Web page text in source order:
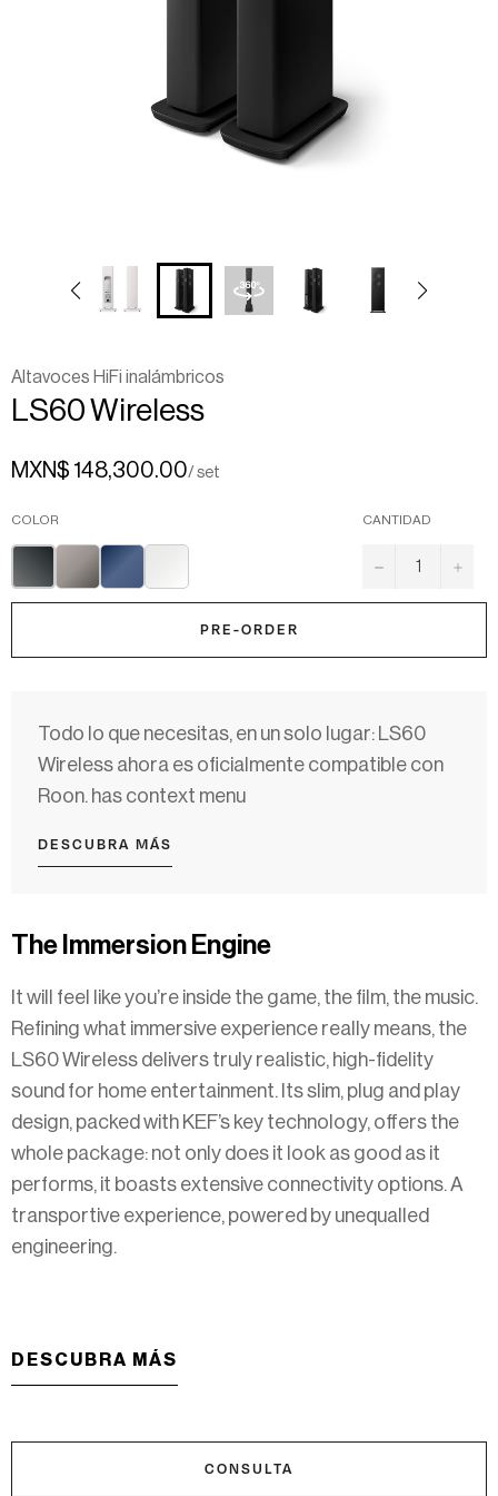
LS60Wireless
Altavoces HiFi inalámbricos
MXN$ 148,300.00/ set
COLOR CANTIDAD
− +
PRE-ORDER
Todo lo que necesitas, en un solo lugar: LS60
Wireless ahora es oficialmente compatible con
Roon. has context menu
DESCUBRA MÁS
The Immersion Engine
It will feel like you’re inside the game, the film, the music.
Refining what immersive experience really means, the
LS60 Wireless delivers truly realistic, high-fidelity
sound for home entertainment. Its slim, plug and play
design, packed with KEF’s key technology, offers the
whole package: not only does it look as good as it
performs, it boasts extensive connectivity options. A
transportive experience, powered by unequalled
engineering.​
DESCUBRA MÁS
CONSULTA